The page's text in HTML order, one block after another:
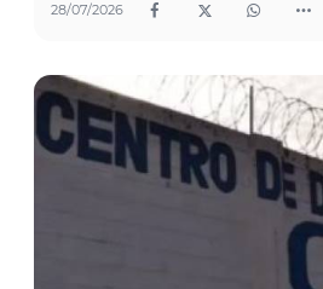
28/07/2026